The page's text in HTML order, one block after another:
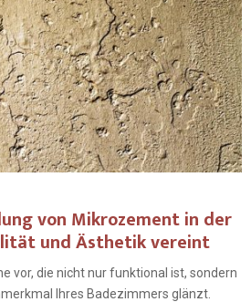
von Mikrozement in der
und Ästhetik vereint
vor, die nicht nur funktional ist, sondern
Ihres Badezimmers glänzt.